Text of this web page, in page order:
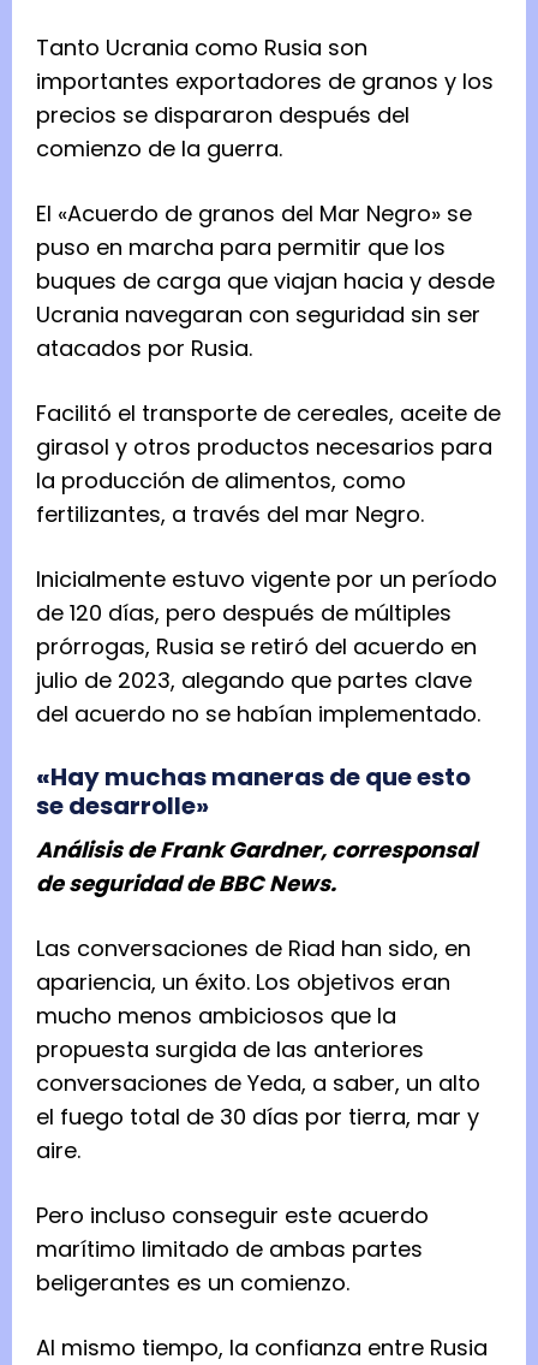
Tanto Ucrania como Rusia son
importantes exportadores de granos y los
precios se dispararon después del
comienzo de la guerra.
El «Acuerdo de granos del Mar Negro» se
puso en marcha para permitir que los
buques de carga que viajan hacia y desde
Ucrania navegaran con seguridad sin ser
atacados por Rusia.
Facilitó el transporte de cereales, aceite de
girasol y otros productos necesarios para
la producción de alimentos, como
fertilizantes, a través del mar Negro.
Inicialmente estuvo vigente por un período
de 120 días, pero después de múltiples
prórrogas, Rusia se retiró del acuerdo en
julio de 2023, alegando que partes clave
del acuerdo no se habían implementado.
«Hay muchas maneras de que esto
se desarrolle»
Análisis de Frank Gardner, corresponsal
de seguridad de BBC News.
Las conversaciones de Riad han sido, en
apariencia, un éxito. Los objetivos eran
mucho menos ambiciosos que la
propuesta surgida de las anteriores
conversaciones de Yeda, a saber, un alto
el fuego total de 30 días por tierra, mar y
aire.
Pero incluso conseguir este acuerdo
marítimo limitado de ambas partes
beligerantes es un comienzo.
Al mismo tiempo, la confianza entre Rusia